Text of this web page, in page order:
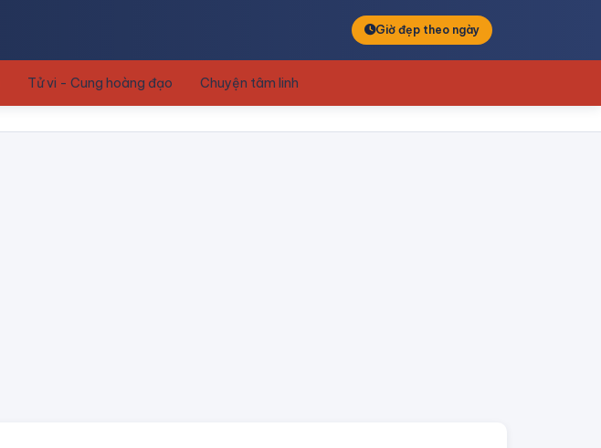
Giờ đẹp theo ngày
Tử vi - Cung hoàng đạo Chuyện tâm linh